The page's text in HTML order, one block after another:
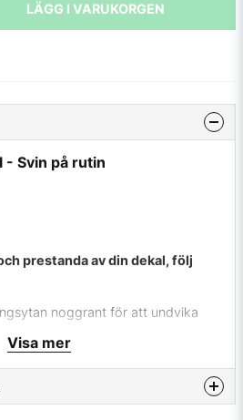
LÄGG I VARUKORGEN
- Svin på rutin
prestanda av din dekal, följ
noggrant för att undvika
Visa mer